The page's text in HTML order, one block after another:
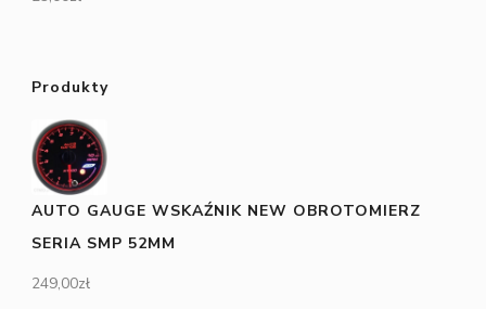
Produkty
AUTO GAUGE WSKAŹNIK NEW OBROTOMIERZ
SERIA SMP 52MM
249,00zł